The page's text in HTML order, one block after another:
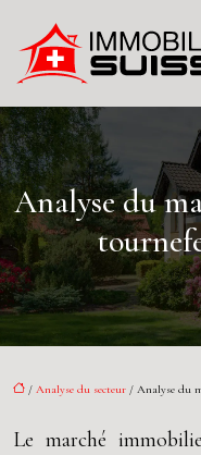
Analyse du
/ Analyse du secteur / Analyse du
Le marché